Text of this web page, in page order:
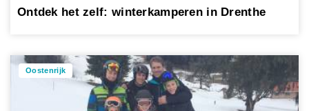
Ontdek het zelf: winterkamperen in Drenthe
Oostenrijk